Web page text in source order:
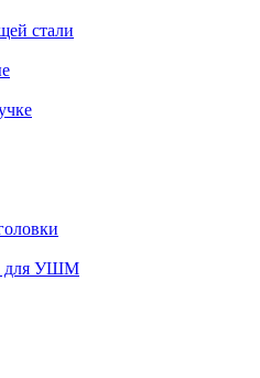
стали
для УШМ